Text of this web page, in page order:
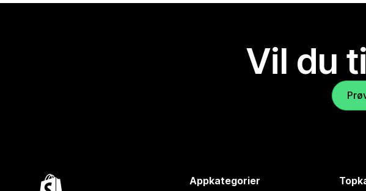
Vil du
Appkategorier